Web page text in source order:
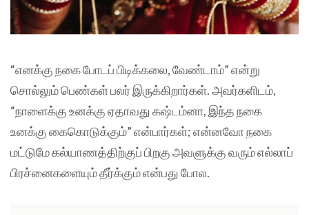
“எனக்கு நகை போடப் பிடிக்கலை, வேண்டாம்” என்று
சொல்லும் பெண்கள் பலர் இருக்கிறார்கள். அவர்களிடம்,
“நாளைக்கு உனக்கு ஏதாவது கஷ்டம்னா, இந்த நகை
உனக்கு கைகொடுக்கும்” என்பார்கள்; என்னவோ நகை
மட்டுமே கல்யாணத்திற்குப் பிறகு அவளுக்கு வரும் எல்லாப்
பிரச்னைகளையும் தீர்க்கும் என்பது போல.